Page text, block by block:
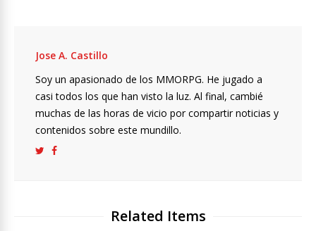
Jose A. Castillo
Soy un apasionado de los MMORPG. He jugado a
casi todos los que han visto la luz. Al final, cambié
muchas de las horas de vicio por compartir noticias y
contenidos sobre este mundillo.
Related Items